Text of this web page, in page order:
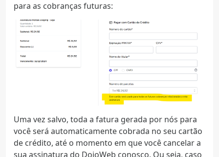
para as cobranças futuras:
Uma vez salvo, toda a fatura gerada por nós para
você será automaticamente cobrada no seu cartão
de crédito, até o momento em que você cancelar a
sua assinatura do DojoWeb conosco. Ou seja, caso